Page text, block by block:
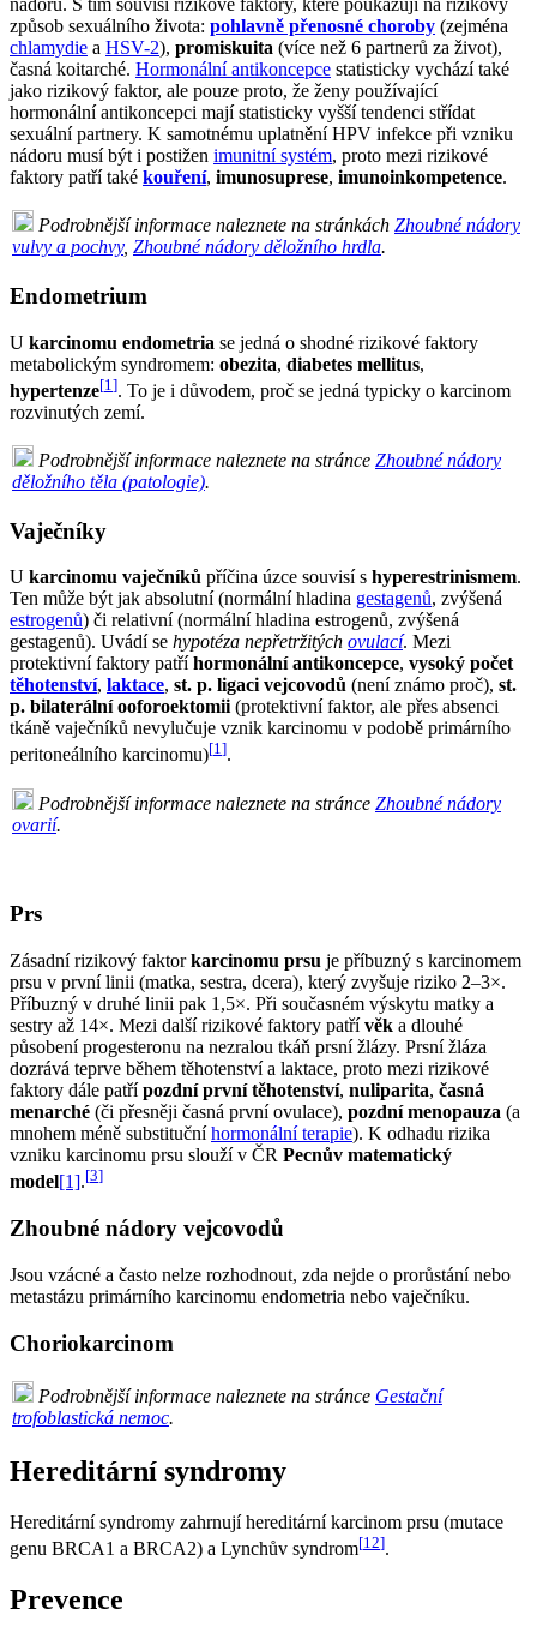
nádoru. S tím souvisí rizikové faktory, které poukazují na rizikový
způsob sexuálního života: pohlavně přenosné choroby (zejména
chlamydie a HSV-2), promiskuita (více než 6 partnerů za život),
časná koitarché. Hormonální antikoncepce statisticky vychází také
jako rizikový faktor, ale pouze proto, že ženy používající
hormonální antikoncepci mají statisticky vyšší tendenci střídat
sexuální partnery. K samotnému uplatnění HPV infekce při vzniku
nádoru musí být i postižen imunitní systém, proto mezi rizikové
faktory patří také kouření, imunosuprese, imunoinkompetence.
Podrobnější informace naleznete na stránkách Zhoubné nádory
vulvy a pochvy, Zhoubné nádory děložního hrdla.
Endometrium
U karcinomu endometria se jedná o shodné rizikové faktory
metabolickým syndromem: obezita, diabetes mellitus,
hypertenze[1 ]. To je i důvodem, proč se jedná typicky o karcinom
rozvinutých zemí.
Podrobnější informace naleznete na stránce Zhoubné nádory
děložního těla (patologie).
Vaječníky
U karcinomu vaječníků příčina úzce souvisí s hyperestrinismem.
Ten může být jak absolutní (normální hladina gestagenů, zvýšená
estrogenů) či relativní (normální hladina estrogenů, zvýšená
gestagenů). Uvádí se hypotéza nepřetržitých ovulací. Mezi
protektivní faktory patříhormonální antikoncepce, vysoký počet
těhotenství, laktace, st. p. ligaci vejcovodů (není známo proč), st.
p. bilaterální ooforoektomii (protektivní faktor, ale přes absenci
tkáně vaječníků nevylučuje vznik karcinomu v podobě primárního
peritoneálního karcinomu)[1].
Podrobnější informace naleznete na stránce Zhoubné nádory
ovarií.
Prs
Zásadní rizikový faktorkarcinomu prsu je příbuzný s karcinomem
prsu v první linii (matka, sestra, dcera), který zvyšuje riziko 2–3×.
Příbuzný v druhé linii pak 1,5×. Při současném výskytu matky a
sestry až 14×. Mezi další rizikové faktory patřívěk a dlouhé
působení progesteronu na nezralou tkáň prsní žlázy. Prsní žláza
dozrává teprve během těhotenství a laktace, proto mezi rizikové
faktory dále patřípozdní první těhotenství, nuliparita, časná
menarché (či přesněji časná první ovulace), pozdní menopauza (a
mnohem méně substitučníhormonální terapie). K odhadu rizika
vzniku karcinomu prsu slouží v ČR Pecnův matematický
model[1].[3]
Zhoubné nádory vejcovodů
Jsou vzácné a často nelze rozhodnout, zda nejde o prorůstání nebo
metastázu primárního karcinomu endometria nebo vaječníku.
Choriokarcinom
Podrobnější informace naleznete na stránce Gestační
trofoblastická nemoc.
Hereditární syndromy
Hereditární syndromy zahrnují hereditární karcinom prsu (mutace
genu BRCA1 a BRCA2) a Lynchův syndrom[12].
Prevence